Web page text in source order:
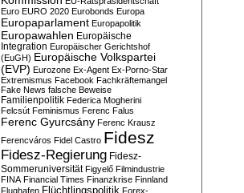
Euro EURO 2020 Eurobonds Europa
Europaparlament Europapolitik
Europawahlen Europäische
Integration Europäischer Gerichtshof
(EuGH) Europäische Volkspartei
(EVP) Eurozone Ex-Agent Ex-Porno-Star
Extremismus Facebook Fachkräftemangel
Fake News falsche Beweise
Familienpolitik Federica Mogherini
Felcsút Feminismus Ferenc Falus
Ferenc Gyurcsány Ferenc Krausz
Ferencváros Fidel Castro Fidesz
Fidesz-Regierung Fidesz-
Sommeruniversität Figyelő Filmindustrie
FINA Financial Times Finanzkrise Finnland
Flughafen Flüchtlingspolitik Forex-